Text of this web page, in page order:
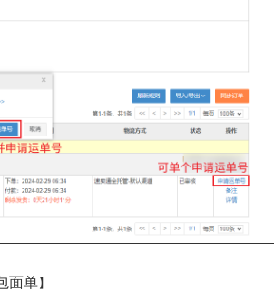
面单】